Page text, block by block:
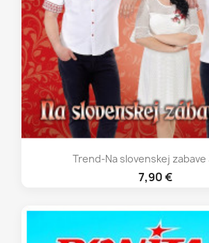
Trend-Na slovenskej zabave
7,90 €